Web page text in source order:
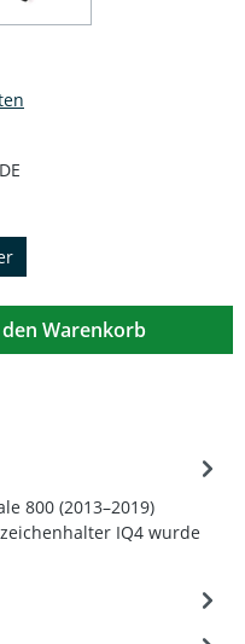
gewünschten
Warenkorb
800 (2013–2019)
IQ4 wurde